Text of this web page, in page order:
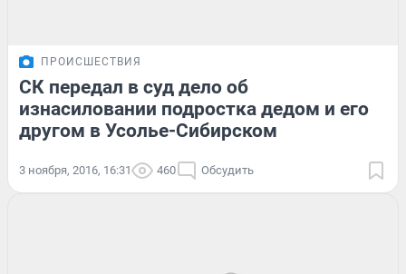
ПРОИСШЕСТВИЯ
СК передал в суд дело об
изнасиловании подростка дедом и его
другом в Усолье-Сибирском
3 ноября, 2016, 16:31 460 Обсудить